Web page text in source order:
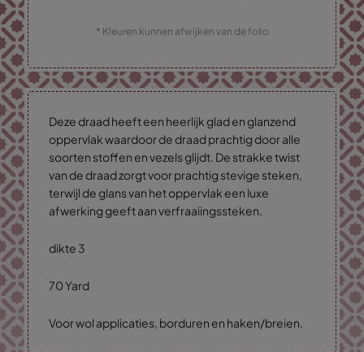
* Kleuren kunnen afwijken van de foto
Deze draad heeft een heerlijk glad en glanzend
oppervlak waardoor de draad prachtig door alle
soorten stoffen en vezels glijdt. De strakke twist
van de draad zorgt voor prachtig stevige steken,
terwijl de glans van het oppervlak een luxe
afwerking geeft aan verfraaiingssteken.
dikte 3
70 Yard
Voor wol applicaties, borduren en haken/breien.